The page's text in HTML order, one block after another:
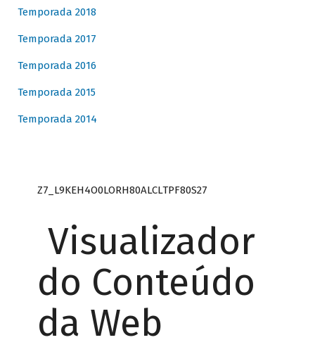
Temporada 2018
Temporada 2017
Temporada 2016
Temporada 2015
Temporada 2014
Z7_L9KEH4O0LORH80ALCLTPF80S27
Visualizador
do Conteúdo
da Web